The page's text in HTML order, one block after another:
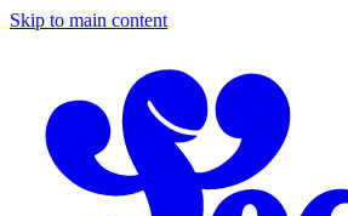
Skip to main content